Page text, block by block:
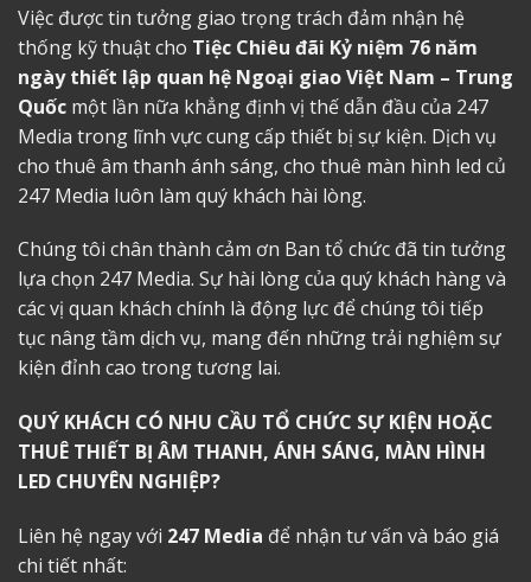
Việc được tin tưởng giao trọng trách đảm nhận hệ
thống kỹ thuật cho Tiệc Chiêu đãi Kỷ niệm 76 năm
ngày thiết lập quan hệ Ngoại giao Việt Nam – Trung
Quốc một lần nữa khẳng định vị thế dẫn đầu của 247
Media trong lĩnh vực cung cấp thiết bị sự kiện. Dịch vụ
cho thuê âm thanh ánh sáng, cho thuê màn hình led củ
247 Media luôn làm quý khách hài lòng.
Chúng tôi chân thành cảm ơn Ban tổ chức đã tin tưởng
lựa chọn 247 Media. Sự hài lòng của quý khách hàng và
các vị quan khách chính là động lực để chúng tôi tiếp
tục nâng tầm dịch vụ, mang đến những trải nghiệm sự
kiện đỉnh cao trong tương lai.
QUÝ KHÁCH CÓ NHU CẦU TỔ CHỨC SỰ KIỆN HOẶC
THUÊ THIẾT BỊ ÂM THANH, ÁNH SÁNG, MÀN HÌNH
LED CHUYÊN NGHIỆP?
Liên hệ ngay với 247 Media để nhận tư vấn và báo giá
chi tiết nhất: